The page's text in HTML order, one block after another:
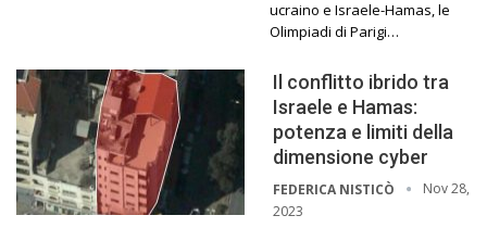
ucraino e Israele-Hamas, le
Olimpiadi di Parigi…
Il conflitto ibrido tra
Israele e Hamas:
potenza e limiti della
dimensione cyber
FEDERICA NISTICÒ
Nov 28,
2023